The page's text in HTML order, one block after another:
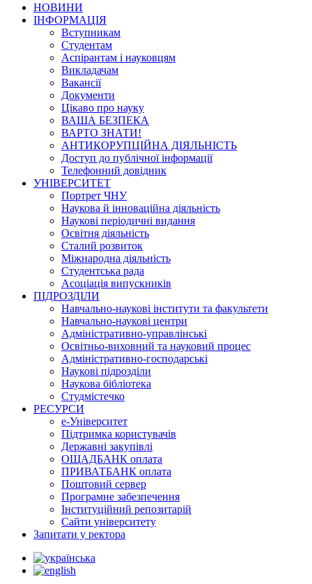
НОВИНИ
ІНФОРМАЦІЯ
Вступникам
Студентам
Аспірантам і науковцям
Викладачам
Вакансії
Документи
Цікаво про науку
ВАША БЕЗПЕКА
ВАРТО ЗНАТИ!
АНТИКОРУПЦІЙНА ДІЯЛЬНІСТЬ
Доступ до публічної інформації
Телефонний довідник
УНІВЕРСИТЕТ
Портрет ЧНУ
Наукова й інноваційна діяльність
Наукові періодичні видання
Освітня діяльність
Сталий розвиток
Міжнародна діяльність
Студентська рада
Асоціація випускників
ПІДРОЗДІЛИ
Навчально-наукові інститути та факультети
Навчально-наукові центри
Адміністративно-управлінські
Освітньо-виховний та науковий процес
Адміністративно-господарські
Наукові підрозділи
Наукова бібліотека
Студмістечко
РЕСУРСИ
е-Університет
Підтримка користувачів
Державні закупівлі
ОЩАДБАНК оплата
ПРИВАТБАНК оплата
Поштовий сервер
Програмне забезпечення
Інституційний репозитарій
Сайти університету
Запитати у ректора